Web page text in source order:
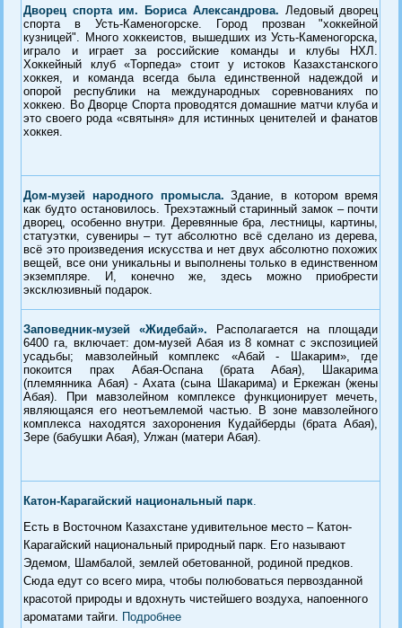
Дворец спорта им. Бориса Александрова. Ледовый дворец
спорта в Усть-Каменогорске. Город прозван "хоккейной
кузницей". Много хоккеистов, вышедших из Усть-Каменогорска,
играло и играет за российские команды и клубы НХЛ.
Хоккейный клуб «Торпеда» стоит у истоков Казахстанского
хоккея, и команда всегда была единственной надеждой и
опорой республики на международных соревнованиях по
хоккею. Во Дворце Спорта проводятся домашние матчи клуба и
это своего рода «святыня» для истинных ценителей и фанатов
хоккея.
Дом-музей народного промысла. Здание, в котором время
как будто остановилось. Трехэтажный старинный замок – почти
дворец, особенно внутри. Деревянные бра, лестницы, картины,
статуэтки, сувениры – тут абсолютно всё сделано из дерева,
всё это произведения искусства и нет двух абсолютно похожих
вещей, все они уникальны и выполнены только в единственном
экземпляре. И, конечно же, здесь можно приобрести
эксклюзивный подарок.
Заповедник-музей «Жидебай».
Располагается на площади
6400 га, включает: дом-музей Абая из 8 комнат с экспозицией
усадьбы; мавзолейный комплекс «Абай - Шакарим», где
покоится прах Абая-Оспана (брата Абая), Шакарима
(племянника Абая) - Ахата (сына Шакарима) и Еркежан (жены
Абая). При мавзолейном комплексе функционирует мечеть,
являющаяся его неотъемлемой частью. В зоне мавзолейного
комплекса находятся захоронения Кудайберды (брата Абая),
Зере (бабушки Абая), Улжан (матери Абая).
Катон-Карагайский национальный парк
Есть в Восточном Казахстане удивительное место – Катон-
Карагайский национальный природный парк. Его называют
Эдемом, Шамбалой, землей обетованной, родиной предков.
Сюда едут со всего мира, чтобы полюбоваться первозданной
красотой природы и вдохнуть чистейшего воздуха, напоенного
ароматами тайги.
Подробнее